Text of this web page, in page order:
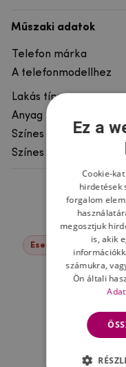
Műszaki adatok
Telefon márka
A telefonmodellhez
Lakás típusa
Anyag
Színes
Színes motívum
Események -22%
Ez a
Cookie-
hirdetések
forgalom
megosztjuk
is, akik
számukra,
Ön általi